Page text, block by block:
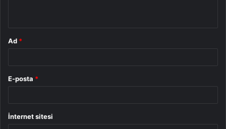
Ad *
E-posta *
İnternet sitesi